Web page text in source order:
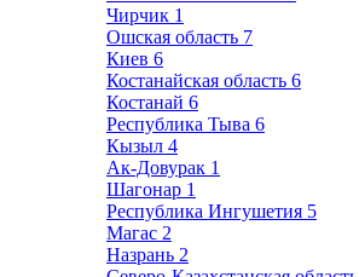
Чирчик 1
Ошская область 7
Киев 6
Костанайская область 6
Костанай 6
Республика Тыва 6
Кызыл 4
Ак-Довурак 1
Шагонар 1
Республика Ингушетия 5
Магас 2
Назрань 2